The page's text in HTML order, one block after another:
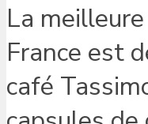
La
France est
café